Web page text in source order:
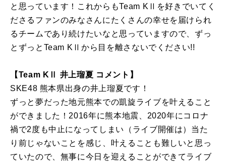
と思っています！これからもTeam KⅡを好きでいてく
ださるファンのみなさんにたくさんの幸せを届けられ
るチームであり続けたいなと思っていますので、ずっ
とずっとTeam KⅡから目を離さないでください!!
【Team KⅡ 井上瑠夏 コメント】
SKE48 熊本県出身の井上瑠夏です！
ずっと夢だった地元熊本での凱旋ライブを叶えること
ができました！2016年に熊本地震、2020年にコロナ
禍で2度も中止になってしまい（ライブ開催は）当た
り前じゃないことを感じ、叶えることも難しいと思っ
ていたので、無事に今日を迎えることができてライブ